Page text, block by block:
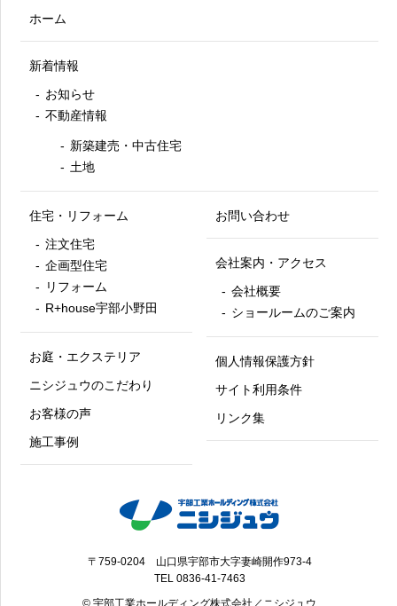
〒759-0204 山口県宇部市大字妻崎開作973-4
TEL 0836-41-7463
ホーム
新着情報
お知らせ
不動産情報
新築建売・中古住宅
土地
住宅・リフォーム
注文住宅
企画型住宅
リフォーム
R+house宇部小野田
お庭・エクステリア
ニシジュウのこだわり
お客様の声
施工事例
お問い合わせ
会社案内・アクセス
会社概要
ショールームのご案内
個人情報保護方針
サイト利用条件
リンク集